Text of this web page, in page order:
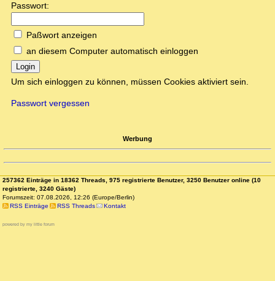
Passwort:
Paßwort anzeigen
an diesem Computer automatisch einloggen
Login
Um sich einloggen zu können, müssen Cookies aktiviert sein.
Passwort vergessen
Werbung
257362 Einträge in 18362 Threads, 975 registrierte Benutzer, 3250 Benutzer online (10
registrierte, 3240 Gäste)
Forumszeit: 07.08.2026, 12:26 (Europe/Berlin)
RSS Einträge
RSS Threads Kontakt
powered by my little forum